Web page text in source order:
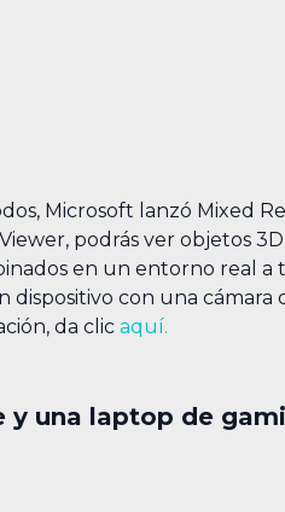
Microsoft lanzó Mixed
podrás ver objetos
en un entorno real a
dispositivo con una
da clic aquí.
y una laptop de